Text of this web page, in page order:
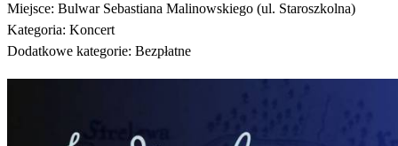
Miejsce: Bulwar Sebastiana Malinowskiego (ul. Staroszkolna)
Kategoria: Koncert
Dodatkowe kategorie: Bezpłatne